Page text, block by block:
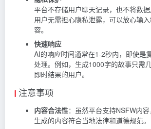
平台不存储用户聊天记录，也不将数据
用户无需担心隐私泄露，可以放心输
容。
快速响应
AI的响应时间通常在1-2秒内，即使是
处理。例如，生成1000字的故事只需
即时结果的用户。
注意事项
内容合法性：虽然平台支持NSFW内
生成的内容符合当地法律和道德规范。